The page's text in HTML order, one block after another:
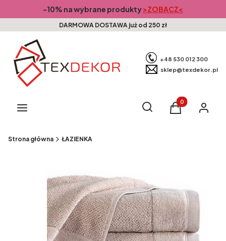
-10% na wybrane produkty>ZOBACZ<
DARMOWA DOSTAWA już od 250 zł
+48 530 012 300
sklep@texdekor.pl
Menu Otwórz wyszukiwarkę
Szukaj Produkty w
Koszyk Zaloguj
Strona główna ŁAZIENKA